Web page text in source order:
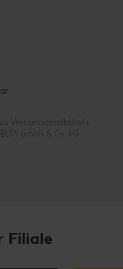
Vertriebsgesellschaft
GmbH & Co. KG
Filiale